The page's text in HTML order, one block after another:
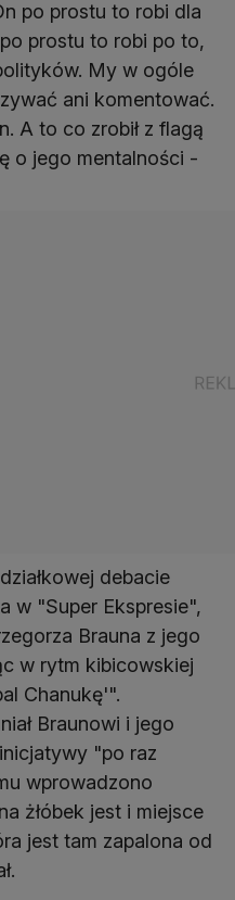
po prostu to robi dla
prostu to robi po to,
My w ogóle
ani komentować.
A to co zrobił z flagą
o jego mentalności -
debacie
w "Super Ekspresie",
Brauna z jego
w rytm kibicowskiej
Chanukę'".
Braunowi i jego
"po raz
wprowadzono
żłóbek jest i miejsce
jest tam zapalona od